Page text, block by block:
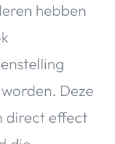
hebben
Deze
direct effect